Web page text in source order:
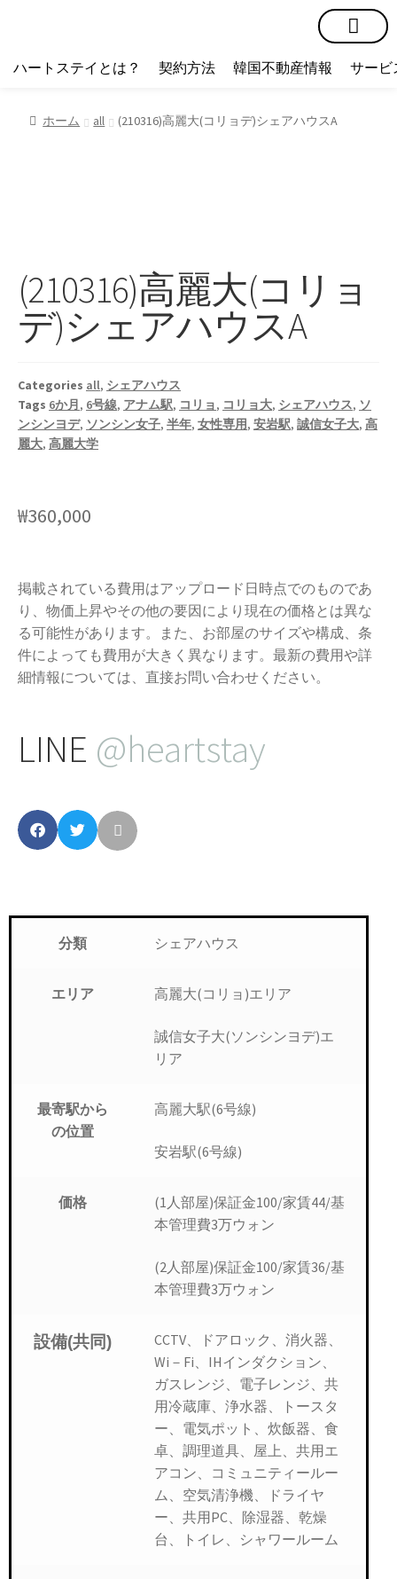
ハートステイとは？ 契約方法 韓国不動産情報 サービ
ホーム all (210316)高麗大(コリョデ)シェアハウスA
(210316)高麗大(コリョ
デ)シェアハウスA
Categories all, シェアハウス
Tags 6か月, 6号線, アナム駅, コリョ, コリョ大, シェアハウス, ソ
ンシンヨデ, ソンシン女子, 半年, 女性専用, 安岩駅, 誠信女子大, 高
麗大, 高麗大学
₩360,000
掲載されている費用はアップロード日時点でのものであ
り、物価上昇やその他の要因により現在の価格とは異な
る可能性があります。また、お部屋のサイズや構成、条
件によっても費用が大きく異なります。最新の費用や詳
細情報については、直接お問い合わせください。
LINE @heartstay
分類 シェアハウス
エリア 高麗大(コリョ)エリア
誠信女子大(ソンシンヨデ)エ
リア
最寄駅から
の位置
高麗大駅(6号線)
安岩駅(6号線)
価格
(1人部屋)保証金100/家賃44/基
本管理費3万ウォン
(2人部屋)保証金100/家賃36/基
本管理費3万ウォン
設備(共同)
CCTV、ドアロック、消火器、
Wi－Fi、IHインダクション、
ガスレンジ、電子レンジ、共
用冷蔵庫、浄水器、トースタ
ー、電気ポット、炊飯器、食
卓、調理道具、屋上、共用エ
アコン、コミュニティールー
ム、空気清浄機、ドライヤ
ー、共用PC、除湿器、乾燥
台、トイレ、シャワールーム